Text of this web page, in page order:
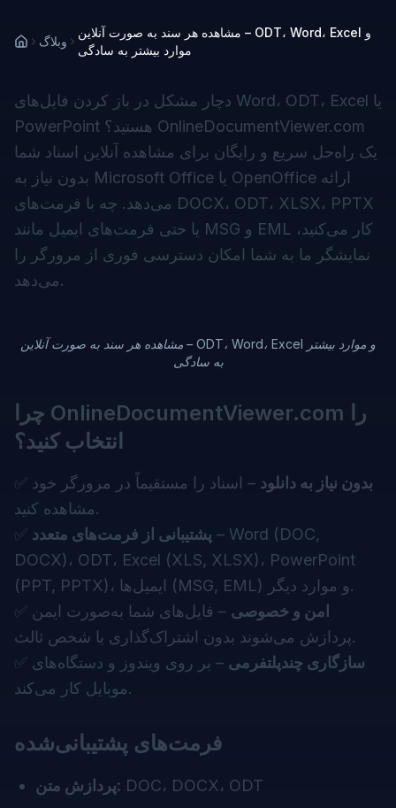
وبلاگ
مشاهده هر سند به صورت آنلاین – ODT، Word، Excel و
موارد بیشتر به سادگی
دچار مشکل در باز کردن فایل‌های Word، ODT، Excel یا
PowerPoint هستید؟ OnlineDocumentViewer.com
یک راه‌حل سریع و رایگان برای مشاهده آنلاین اسناد شما
بدون نیاز به Microsoft Office یا OpenOffice ارائه
می‌دهد. چه با فرمت‌های DOCX، ODT، XLSX، PPTX
یا حتی فرمت‌های ایمیل مانند MSG و EML کار می‌کنید،
نمایشگر ما به شما امکان دسترسی فوری از مرورگر را
می‌دهد.
مشاهده هر سند به صورت آنلاین – ODT، Word، Excel و موارد بیشتر
به سادگی
چرا OnlineDocumentViewer.com را
انتخاب کنید؟
✅ بدون نیاز به دانلود – اسناد را مستقیماً در مرورگر خود
مشاهده کنید.
✅ پشتیبانی از فرمت‌های متعدد – Word (DOC,
DOCX)، ODT، Excel (XLS, XLSX)، PowerPoint
(PPT, PPTX)، ایمیل‌ها (MSG, EML) و موارد دیگر.
✅
امن و خصوصی – فایل‌های شما به‌صورت ایمن
پردازش می‌شوند بدون اشتراک‌گذاری با شخص ثالث.
✅
سازگاری چندپلتفرمی – بر روی ویندوز و دستگاه‌های
موبایل کار می‌کند.
فرمت‌های پشتیبانی‌شده
پردازش متن: DOC، DOCX، ODT